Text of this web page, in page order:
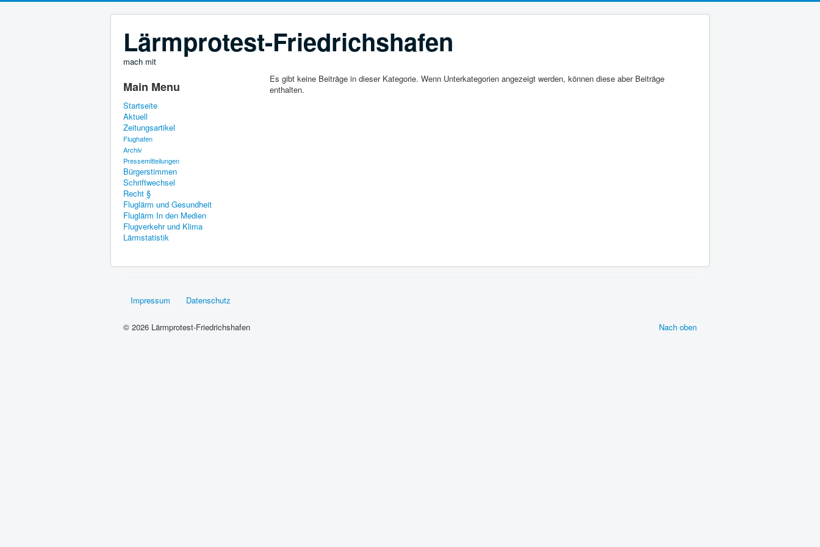
Lärmprotest-Friedrichshafen
mach mit
Main Menu
Startseite
Aktuell
Zeitungsartikel
Flughafen
Archiv
Pressemitteilungen
Bürgerstimmen
Schriftwechsel
Recht §
Fluglärm und Gesundheit
Fluglärm In den Medien
Flugverkehr und Klima
Lärmstatistik
Es gibt keine Beiträge in dieser Kategorie. Wenn Unterkategorien angezeigt werden, können diese aber Beiträge
enthalten.
Impressum Datenschutz
Nach oben
© 2026 Lärmprotest-Friedrichshafen